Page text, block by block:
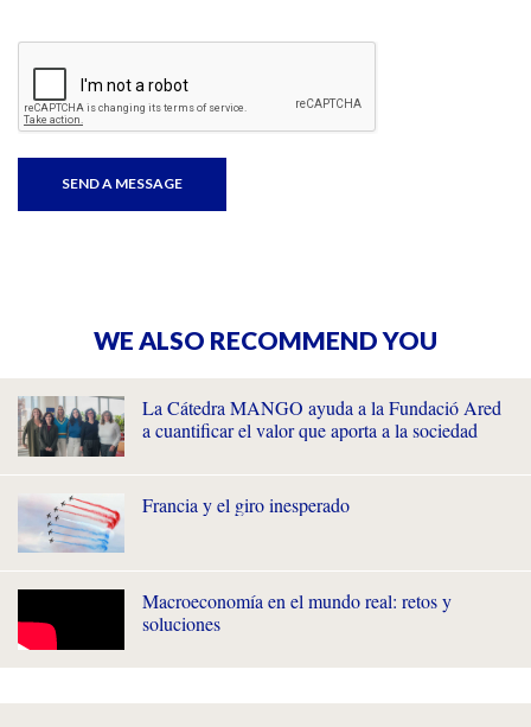
WE ALSO RECOMMEND YOU
La Cátedra MANGO ayuda a la Fundació Ared
a cuantificar el valor que aporta a la sociedad
Francia y el giro inesperado
Macroeconomía en el mundo real: retos y
soluciones